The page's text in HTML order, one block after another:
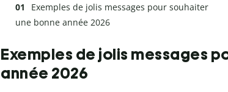
Exemples de jolis messages pour souhaiter
une bonne année 2026
Exemples de jolis messages
année 2026